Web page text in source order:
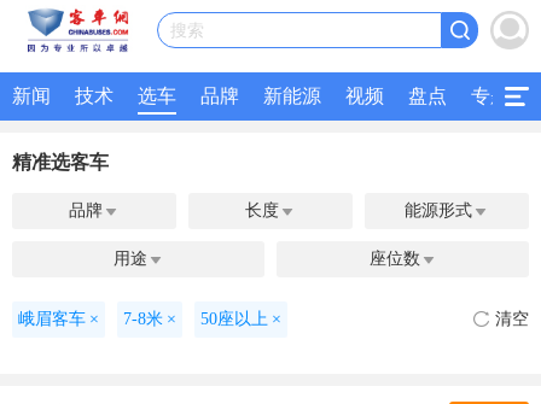
搜索
新闻 技术 选车 品牌 新能源 视频 盘点 专题
精准选客车
品牌  长度  能源形式 
用途  座位数 
峨眉客车 × 7-8米 × 50座以上 × 清空